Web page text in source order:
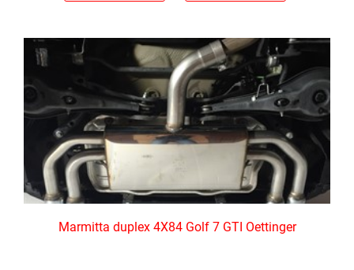
Marmitta duplex 4X84 Golf 7 GTI Oettinger